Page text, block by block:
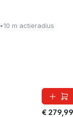
•10 m actieradius
€ 279,99